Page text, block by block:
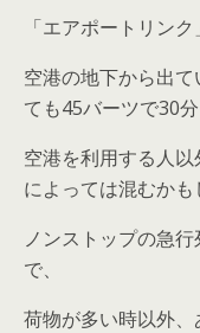
「エアポートリン
空港の地下から出
ても45バーツで30分
空港を利用する人
によっては混むかも
ノンストップの急
で、
荷物が多い時以外